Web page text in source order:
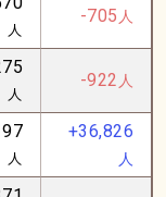
人
-705 人
人
-922 人
人
+36,826
人